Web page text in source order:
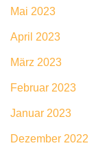
Mai 2023
April 2023
März 2023
Februar 2023
Januar 2023
Dezember 2022